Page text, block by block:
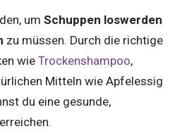
um Schuppen loswerden
zu müssen. Durch die richtige
wie Trockenshampoo,
Mitteln wie Apfelessig
du eine gesunde,